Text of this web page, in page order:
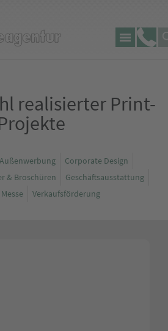
realisierter Print-
Außenwerbung
Corporate Design
& Broschüren
Geschäftsausstattung
Messe Verkaufsförderung